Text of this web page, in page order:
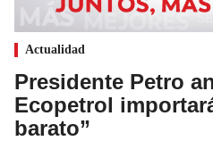
Actualidad
Presidente Petro
Ecopetrol
barato”